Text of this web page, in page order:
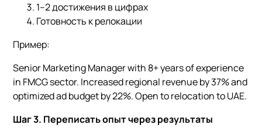
1–2 достижения в цифрах
Готовность к релокации
Пример:
Senior Marketing Manager with 8+ years of experience
in FMCG sector. Increased regional revenue by 37% and
optimized ad budget by 22%. Open to relocation to UAE.
Шаг 3. Переписать опыт через результаты